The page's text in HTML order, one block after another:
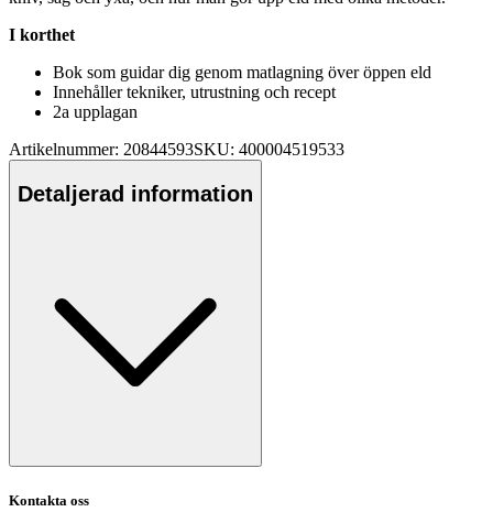
I korthet
Bok som guidar dig genom matlagning över öppen eld
Innehåller tekniker, utrustning och recept
2a upplagan
Artikelnummer: 20844593SKU: 400004519533
Detaljerad information
Kontakta oss